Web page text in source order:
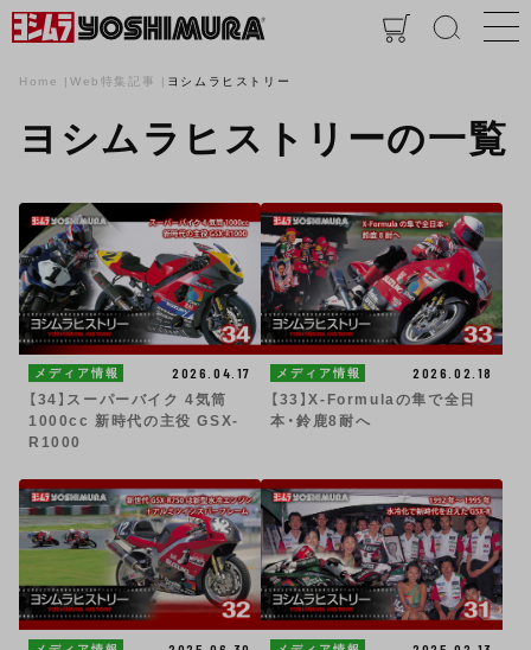
Home Web特集記事 ヨシムラヒストリー
ヨシムラヒストリーの一覧
メディア情報
2026.04.17
【34】スーパーバイク 4気筒
1000cc 新時代の主役 GSX-
R1000
メディア情報
2026.02.18
【33】X-Formulaの隼で全日
本・鈴鹿8耐へ